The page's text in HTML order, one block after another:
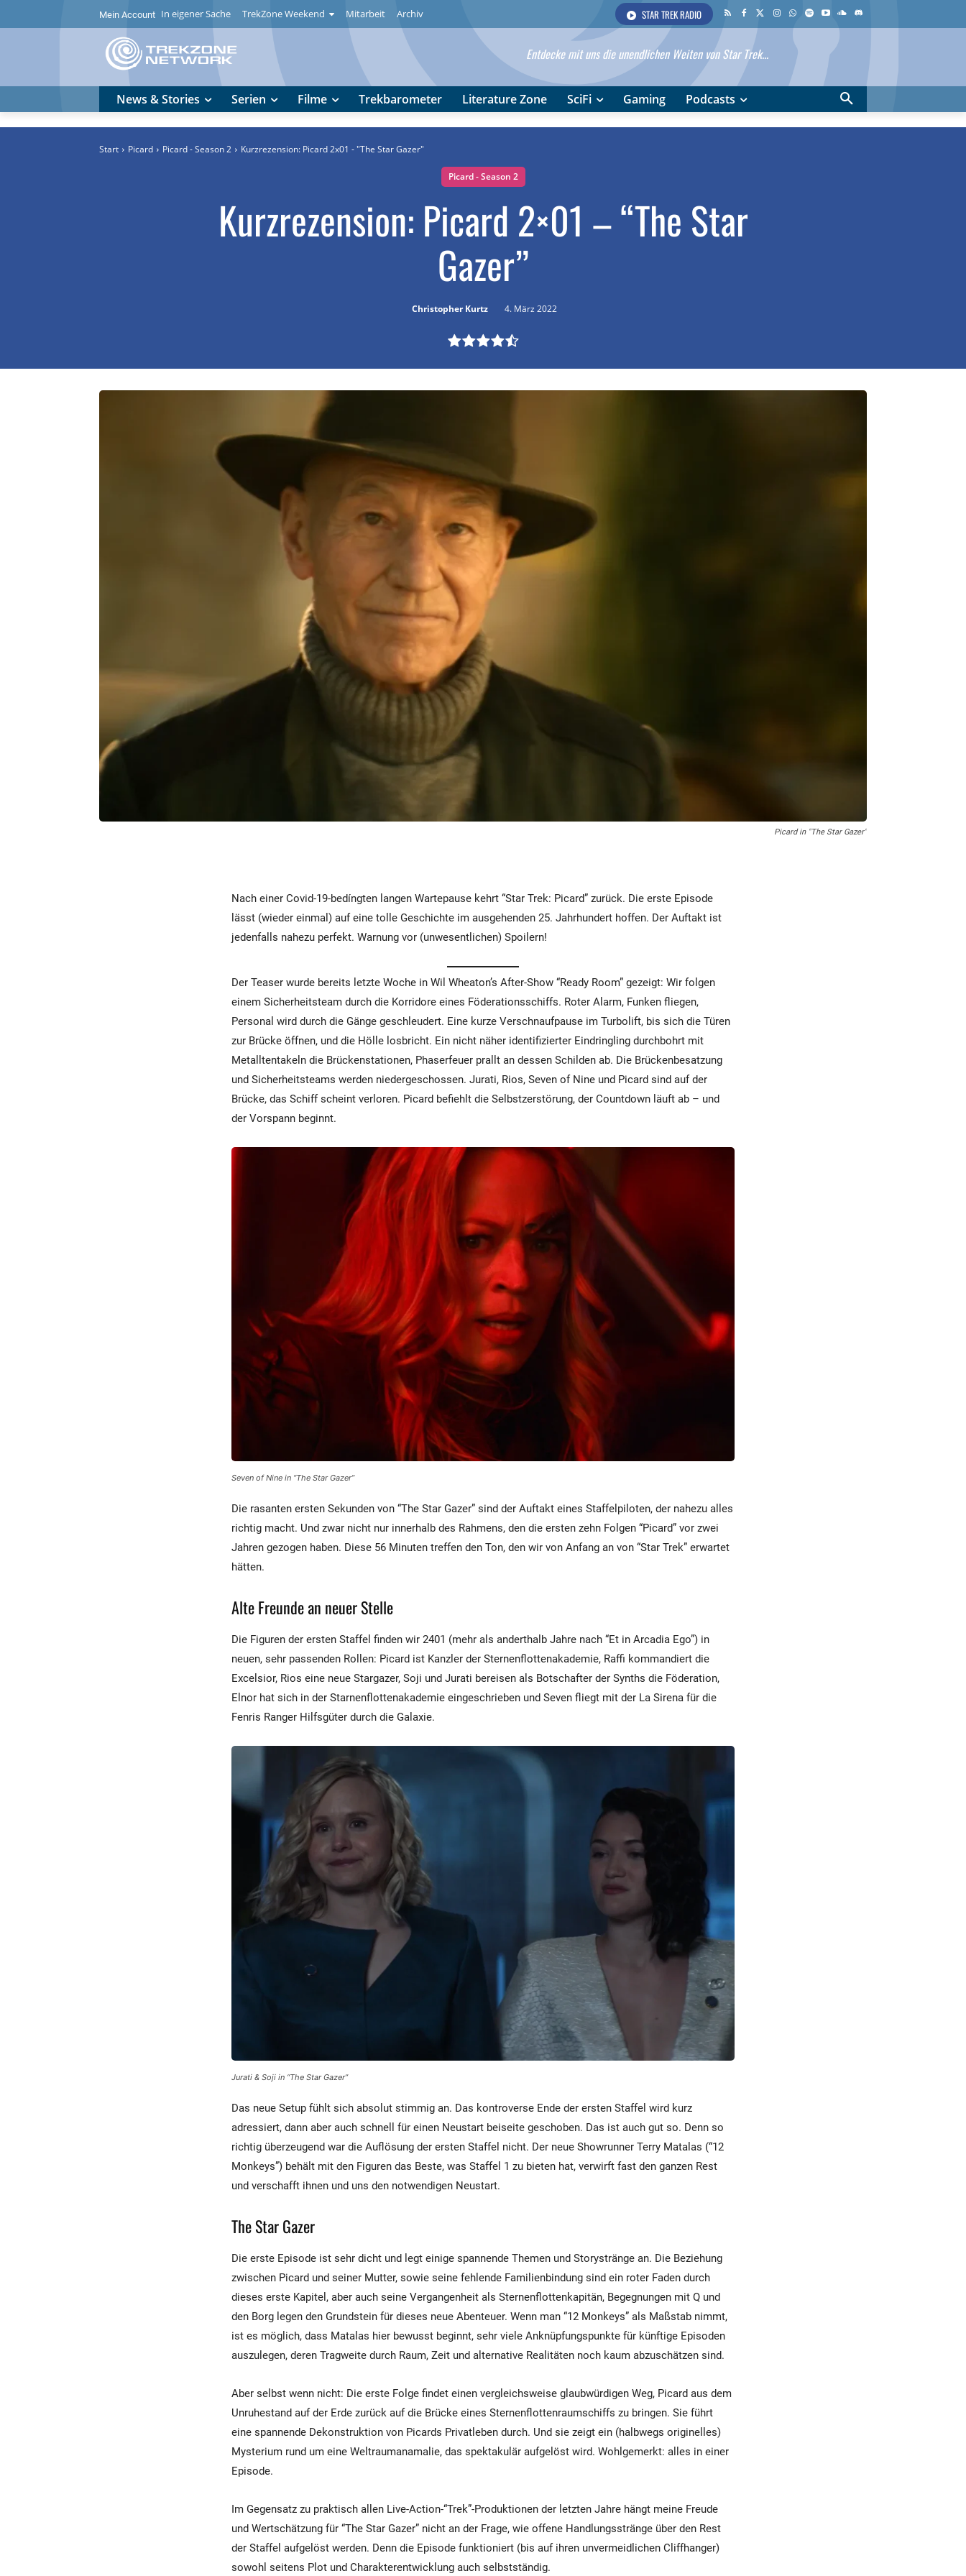
Mein Account In eigener Sache TrekZone Weekend Mitarbeit Archiv STAR TREK RADIO
Entdecke mit uns die unendlichen Weiten von Star Trek...
News & Stories Serien Filme Trekbarometer Literature Zone SciFi Gaming Podcasts
Start Picard Picard - Season 2 Kurzrezension: Picard 2x01 - "The Star Gazer"
Picard - Season 2
Kurzrezension: Picard 2×01 – “The Star
Gazer”
Christopher Kurtz 4. März 2022
Picard in "The Star Gazer"
Nach einer Covid-19-bedíngten langen Wartepause kehrt “Star Trek: Picard” zurück. Die erste Episode
lässt (wieder einmal) auf eine tolle Geschichte im ausgehenden 25. Jahrhundert hoffen. Der Auftakt ist
jedenfalls nahezu perfekt. Warnung vor (unwesentlichen) Spoilern!
Der Teaser wurde bereits letzte Woche in Wil Wheaton’s After-Show “Ready Room” gezeigt: Wir folgen
einem Sicherheitsteam durch die Korridore eines Föderationsschiffs. Roter Alarm, Funken fliegen,
Personal wird durch die Gänge geschleudert. Eine kurze Verschnaufpause im Turbolift, bis sich die Türen
zur Brücke öffnen, und die Hölle losbricht. Ein nicht näher identifizierter Eindringling durchbohrt mit
Metalltentakeln die Brückenstationen, Phaserfeuer prallt an dessen Schilden ab. Die Brückenbesatzung
und Sicherheitsteams werden niedergeschossen. Jurati, Rios, Seven of Nine und Picard sind auf der
Brücke, das Schiff scheint verloren. Picard befiehlt die Selbstzerstörung, der Countdown läuft ab – und
der Vorspann beginnt.
Seven of Nine in “The Star Gazer”
Die rasanten ersten Sekunden von “The Star Gazer” sind der Auftakt eines Staffelpiloten, der nahezu alles
richtig macht. Und zwar nicht nur innerhalb des Rahmens, den die ersten zehn Folgen “Picard” vor zwei
Jahren gezogen haben. Diese 56 Minuten treffen den Ton, den wir von Anfang an von “Star Trek” erwartet
hätten.
Alte Freunde an neuer Stelle
Die Figuren der ersten Staffel finden wir 2401 (mehr als anderthalb Jahre nach “Et in Arcadia Ego”) in
neuen, sehr passenden Rollen: Picard ist Kanzler der Sternenflottenakademie, Raffi kommandiert die
Excelsior, Rios eine neue Stargazer, Soji und Jurati bereisen als Botschafter der Synths die Föderation,
Elnor hat sich in der Starnenflottenakademie eingeschrieben und Seven fliegt mit der La Sirena für die
Fenris Ranger Hilfsgüter durch die Galaxie.
Jurati & Soji in “The Star Gazer”
Das neue Setup fühlt sich absolut stimmig an. Das kontroverse Ende der ersten Staffel wird kurz
adressiert, dann aber auch schnell für einen Neustart beiseite geschoben. Das ist auch gut so. Denn so
richtig überzeugend war die Auflösung der ersten Staffel nicht. Der neue Showrunner Terry Matalas (“12
Monkeys”) behält mit den Figuren das Beste, was Staffel 1 zu bieten hat, verwirft fast den ganzen Rest
und verschafft ihnen und uns den notwendigen Neustart.
The Star Gazer
Die erste Episode ist sehr dicht und legt einige spannende Themen und Storystränge an. Die Beziehung
zwischen Picard und seiner Mutter, sowie seine fehlende Familienbindung sind ein roter Faden durch
dieses erste Kapitel, aber auch seine Vergangenheit als Sternenflottenkapitän, Begegnungen mit Q und
den Borg legen den Grundstein für dieses neue Abenteuer. Wenn man “12 Monkeys” als Maßstab nimmt,
ist es möglich, dass Matalas hier bewusst beginnt, sehr viele Anknüpfungspunkte für künftige Episoden
auszulegen, deren Tragweite durch Raum, Zeit und alternative Realitäten noch kaum abzuschätzen sind.
Aber selbst wenn nicht: Die erste Folge findet einen vergleichsweise glaubwürdigen Weg, Picard aus dem
Unruhestand auf der Erde zurück auf die Brücke eines Sternenflottenraumschiffs zu bringen. Sie führt
eine spannende Dekonstruktion von Picards Privatleben durch. Und sie zeigt ein (halbwegs originelles)
Mysterium rund um eine Weltraumanamalie, das spektakulär aufgelöst wird. Wohlgemerkt: alles in einer
Episode.
Im Gegensatz zu praktisch allen Live-Action-“Trek”-Produktionen der letzten Jahre hängt meine Freude
und Wertschätzung für “The Star Gazer” nicht an der Frage, wie offene Handlungsstränge über den Rest
der Staffel aufgelöst werden. Denn die Episode funktioniert (bis auf ihren unvermeidlichen Cliffhanger)
sowohl seitens Plot und Charakterentwicklung auch selbstständig.